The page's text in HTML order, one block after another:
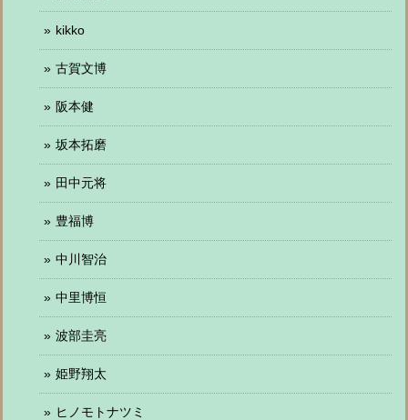
kikko
古賀文博
阪本健
坂本拓磨
田中元将
豊福博
中川智治
中里博恒
波部圭亮
姫野翔太
ヒノモトナツミ